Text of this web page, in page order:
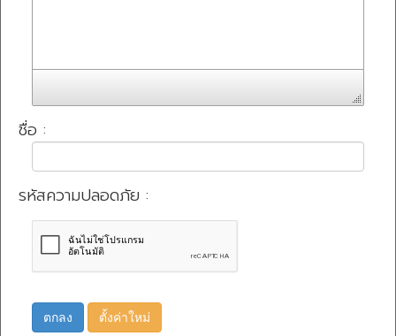
ชื่อ :
รหัสความปลอดภัย :
ตกลง ตั้งค่าใหม่